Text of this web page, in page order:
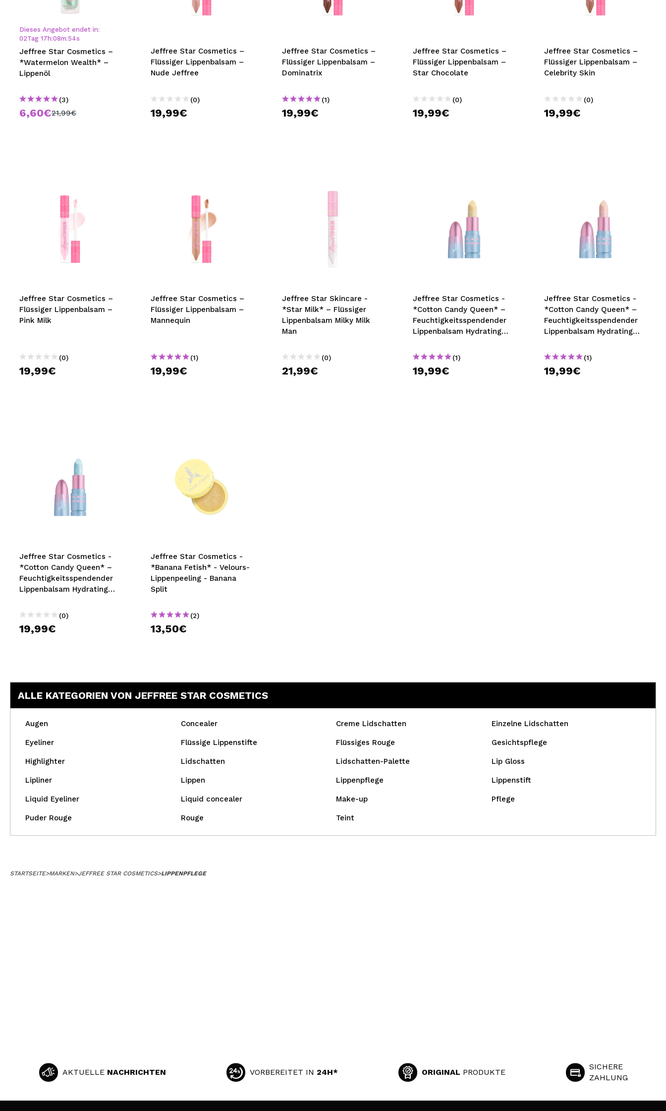
MAQUIFARMA
KOREA ZONE
TRAVEL SIZE
NATURE
SPECIALS
bisherigen Vorgänge einsehen.
BENUTZERKONTO ERSTELLEN
Dieses Angebot endet in:
02Tag 17 h:08m:53s
Jeffree Star Cosmetics –
*Watermelon Wealth* –
Lippenöl
(3)
6,60€21,99€
Jeffree Star Cosmetics –
Flüssiger Lippenbalsam –
Nude Jeffree
(0)
19,99€
Jeffree Star Cosmetics –
Flüssiger Lippenbalsam –
Dominatrix
(1)
19,99€
Jeffree Star Cosmetics –
Flüssiger Lippenbalsam –
Star Chocolate
(0)
19,99€
Jeffree Star Cosmetics –
Flüssiger Lippenbalsam –
Celebrity Skin
(0)
19,99€
Jeffree Star Cosmetics –
Flüssiger Lippenbalsam –
Pink Milk
(0)
19,99€
Jeffree Star Cosmetics –
Flüssiger Lippenbalsam –
Mannequin
(1)
19,99€
Jeffree Star Skincare -
*Star Milk* – Flüssiger
Lippenbalsam Milky Milk
Man
(0)
21,99€
Jeffree Star Cosmetics -
*Cotton Candy Queen* –
Feuchtigkeitsspendender
Lippenbalsam Hydrating
(1)
19,99€
Jeffree Star Cosmetics -
*Cotton Candy Queen* –
Feuchtigkeitsspendender
Lippenbalsam Hydrating
(1)
19,99€
Jeffree Star Cosmetics -
*Cotton Candy Queen* –
Feuchtigkeitsspendender
Lippenbalsam Hydrating
(0)
19,99€
Jeffree Star Cosmetics -
*Banana Fetish* - Velours-
Lippenpeeling - Banana
Split
(2)
13,50€
ALLE KATEGORIEN VON JEFFREE STAR COSMETICS
Augen Concealer Creme Lidschatten Einzelne Lidschatten
Eyeliner Flüssige Lippenstifte Flüssiges Rouge Gesichtspflege
Highlighter Lidschatten Lidschatten-Palette Lip Gloss
Lipliner Lippen Lippenpflege Lippenstift
Liquid Eyeliner Liquid concealer Make-up Pflege
Puder Rouge Rouge Teint
STARTSEITE>MARKEN>JEFFREE STAR COSMETICS>LIPPENPFLEGE
AKTUELLE NACHRICHTEN VORBEREITET IN 24H* ORIGINAL PRODUKTE
SICHERE
ZAHLUNG